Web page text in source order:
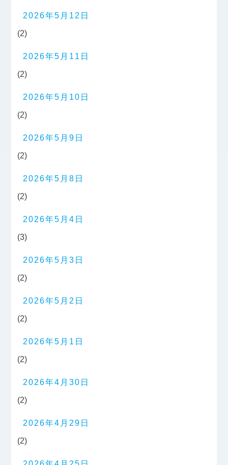
2026年5月12日
(2)
2026年5月11日
(2)
2026年5月10日
(2)
2026年5月9日
(2)
2026年5月8日
(2)
2026年5月4日
(3)
2026年5月3日
(2)
2026年5月2日
(2)
2026年5月1日
(2)
2026年4月30日
(2)
2026年4月29日
(2)